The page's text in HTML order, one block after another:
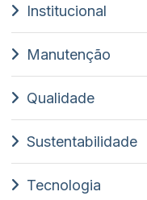
Institucional
Manutenção
Qualidade
Sustentabilidade
Tecnologia